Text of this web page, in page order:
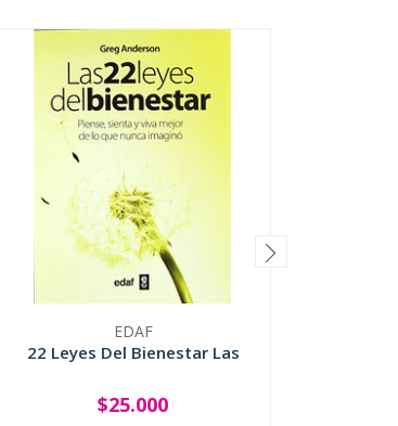
EDAF
22 Leyes Del Bienestar Las
+
$25.000